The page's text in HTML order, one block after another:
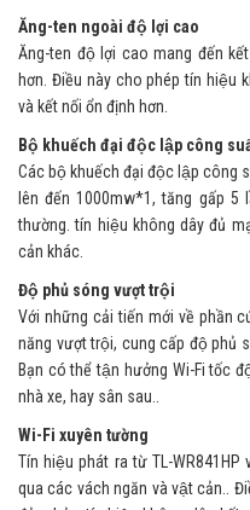
Ăng-ten ngoài độ lợi cao
Ăng-ten độ lợi cao mang đến
hơn. Điều này cho phép tín hiệu
và kết nối ổn định hơn.
Bộ khuếch đại độc lập công
Các bộ khuếch đại độc lập công
lên đến 1000mw*1, tăng gấp
thường. tín hiệu không dây đủ
cản khác.
Độ phủ sóng vượt trội
Với những cải tiến mới về phần
năng vượt trội, cung cấp độ phủ
Bạn có thể tận hưởng Wi-Fi tốc
nhà xe, hay sân sau..
Wi-Fi xuyên tường
Tín hiệu phát ra từ TL-
qua các vách ngăn và vật cản..